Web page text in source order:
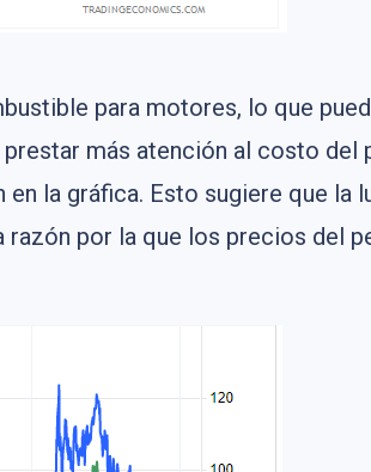
para motores, lo que
más atención al costo del
la gráfica. Esto sugiere que la
por la que los precios del